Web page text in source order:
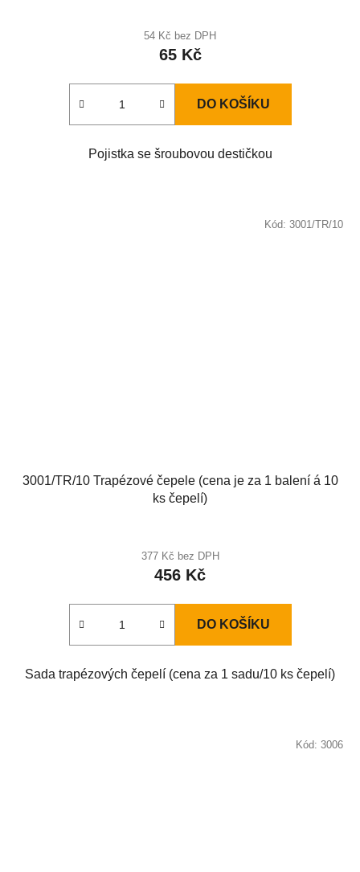
54 Kč bez DPH
65 Kč
DO KOŠÍKU
Pojistka se šroubovou destičkou
3001/TR/10 Trapézové čepele (cena je za 1 balení á 10
ks čepelí)
377 Kč bez DPH
456 Kč
DO KOŠÍKU
Sada trapézových čepelí (cena za 1 sadu/10 ks čepelí)
Kód: 3001/TR/10
Kód: 3006